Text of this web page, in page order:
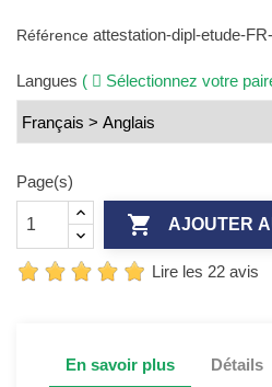
Référence attestation-dipl-etude-
Langues ( Sélectionnez votre
Page(s)
 AJOUTER
Lire les 22 avis
En savoir plus Détails